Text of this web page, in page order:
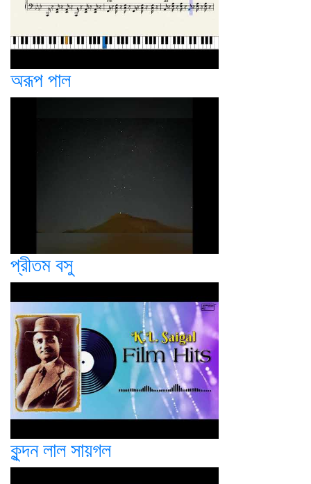
অরূপ পাল
প্রীতম বসু
কুন্দন লাল সায়গল